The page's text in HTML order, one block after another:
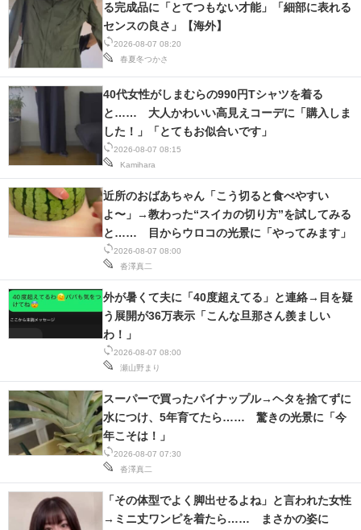
2026-08-07 08:20
春夏冬つかさ
る完成品に「とてつもない才能」「細部に表れる
センスの良さ」【海外】
2026-08-07 08:15
Kamihara
40代女性がしまむらの990円Tシャツを着る
と…… 大人かわいい高見えコーデに「購入しま
した！」「とてもお似合いです」
2026-08-07 08:00
沓澤真二
近所のおばあちゃん「こう切ると食べやすい
よ〜」→教わった“スイカの切り方”を試してみる
と…… 目からウロコの光景に「やってみます」
2026-08-07 08:00
瀬山野まり
外が暑くて夫に「40度超えてる」と連絡→目を疑
う展開が36万表示「こんな旦那さん羨ましい
わ！」
2026-08-07 07:30
沓澤真二
スーパーで買ったパイナップル→ヘタを捨てずに
水につけ、5年育てたら…… 驚きの光景に「今
年こそは！」
「その体型でよく脚出せるよね」と言われた女性
→ミニ丈ワンピを着たら…… まさかの姿に